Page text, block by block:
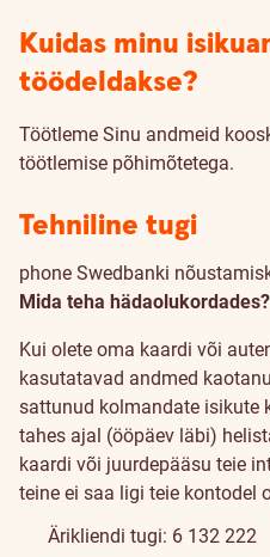
Kuidas minu
töödeldakse?
Töötleme Sinu andmeid
töötlemise põhimõtetega.
Tehniline tugi
phone Swedbanki
Mida teha hädaolukordades?
Kui olete oma kaardi või
kasutatavad andmed
sattunud kolmandate isikute
tahes ajal (ööpäev läbi)
kaardi või juurdepääsu teie
teine ei saa ligi teie kontodel
Ärikliendi tugi: 6 132 222